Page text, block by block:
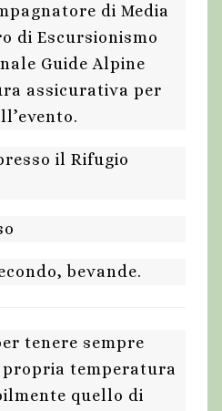
di Media
di Escursionismo
Guide Alpine
assicurativa per
il Rifugio
bevande.
tenere sempre
temperatura
quello di